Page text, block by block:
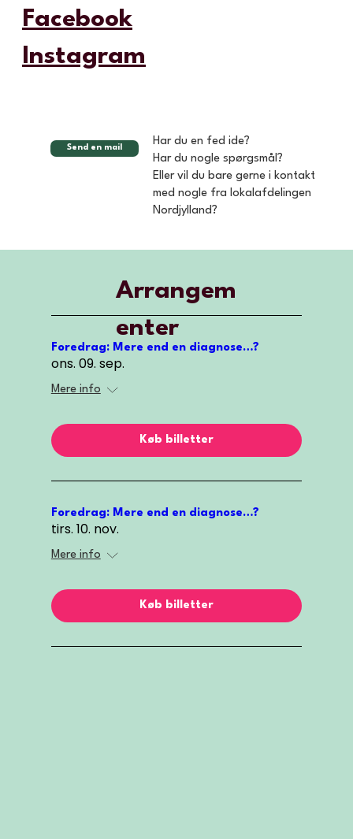
Send en mail
Har du en fed ide?
Har du nogle spørgsmål?
Eller vil du bare gerne i kontakt
med nogle fra lokalafdelingen
Nordjylland?
Foredrag: Mere end en diagnose…?
ons. 09. sep.
Mere info
Køb billetter
Foredrag: Mere end en diagnose…?
tirs. 10. nov.
Mere info
Køb billetter
Arrangem
enter
Facebook
Instagram